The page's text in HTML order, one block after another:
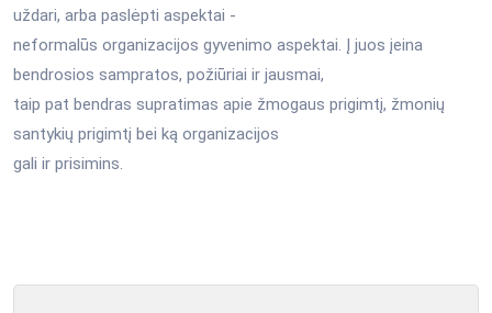
uždari, arba paslėpti aspektai -
neformalūs organizacijos gyvenimo aspektai. Į juos įeina
bendrosios sampratos, požiūriai ir jausmai,
taip pat bendras supratimas apie žmogaus prigimtį, žmonių
santykių prigimtį bei ką organizacijos
gali ir prisimins.